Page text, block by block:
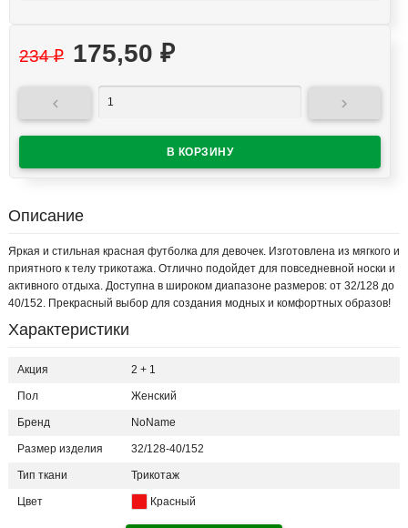
234₽ 175,50 ₽
 
Описание
Яркая и стильная красная футболка для девочек. Изготовлена из мягкого и
приятного к телу трикотажа. Отлично подойдет для повседневной носки и
активного отдыха. Доступна в широком диапазоне размеров: от 32/128 до
40/152. Прекрасный выбор для создания модных и комфортных образов!
Характеристики
Акция 2 + 1
Пол Женский
Бренд NoName
Размер изделия 32/128-40/152
Тип ткани Трикотаж
Цвет Красный